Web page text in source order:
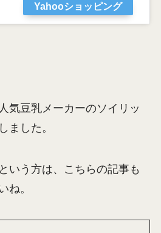
Yahooショッピング
気豆乳メーカーのソイリッ
ました。
いう方は、こちらの記事も
ね。